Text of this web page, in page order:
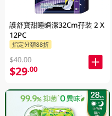
護舒寶甜睡瞬潔32Cm孖裝 2 X
12PC
指定分類88折
$40.00
$29.00